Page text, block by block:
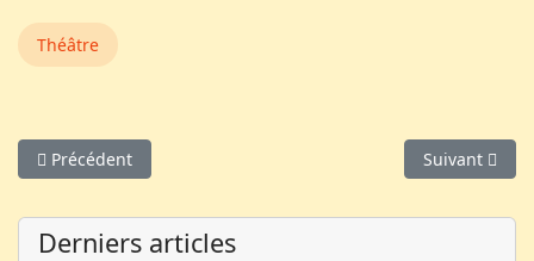
Théâtre
Article précédent : J’ai un clown dans mon utérus
Précédent Article
Suivant
Derniers articles